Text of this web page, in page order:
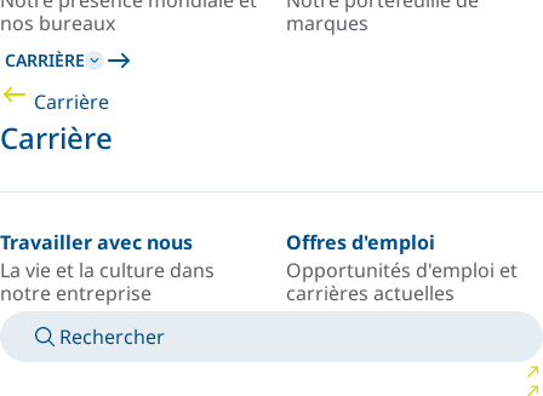
nos bureaux
marques
CARRIÈRE
Carrière
Carrière
Travailler avec nous
La vie et la culture dans
notre entreprise
Offres d'emploi
Opportunités d'emploi et
carrières actuelles
Rechercher